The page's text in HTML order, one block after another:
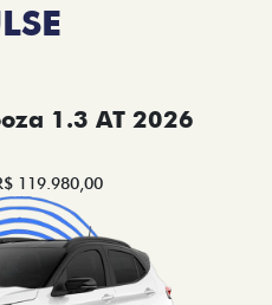
1.3 AT 2026
119.980,00